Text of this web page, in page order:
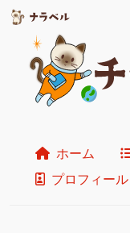
ホーム
プロフィール